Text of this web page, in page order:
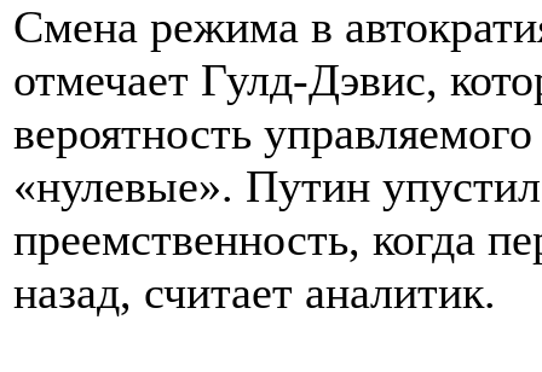
Смена режима в
отмечает Гулд-Дэвис,
вероятность
«нулевые». Путин
преемственность, когда
назад, считает аналитик.